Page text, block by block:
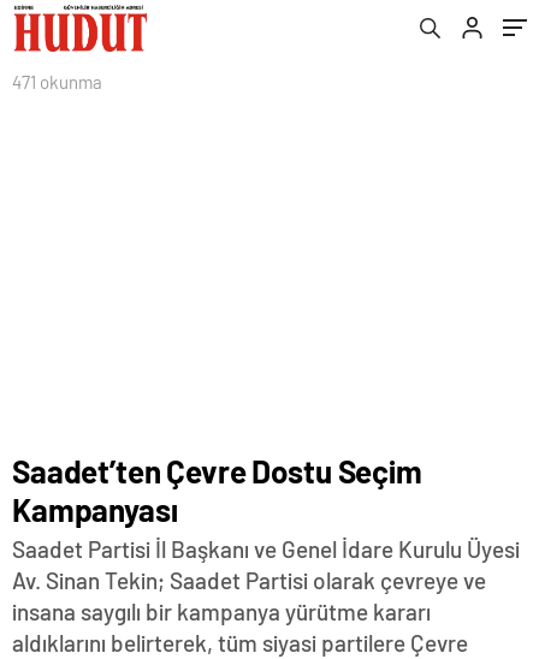
471 okunma
Saadet’ten Çevre Dostu Seçim
Kampanyası
Saadet Partisi İl Başkanı ve Genel İdare Kurulu Üyesi
Av. Sinan Tekin; Saadet Partisi olarak çevreye ve
insana saygılı bir kampanya yürütme kararı
aldıklarını belirterek, tüm siyasi partilere Çevre